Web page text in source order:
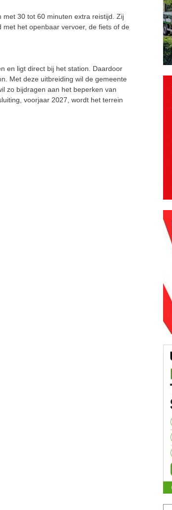
30 tot 60 minuten extra reistijd. Zij
het openbaar vervoer, de fiets of de
en ligt direct bij het station. Daardoor
Met deze uitbreiding wil de gemeente
zo bijdragen aan het beperken van
voorjaar 2027, wordt het terrein